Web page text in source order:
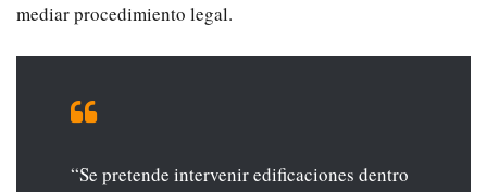
mediar procedimiento legal.
“Se pretende intervenir edificaciones dentro